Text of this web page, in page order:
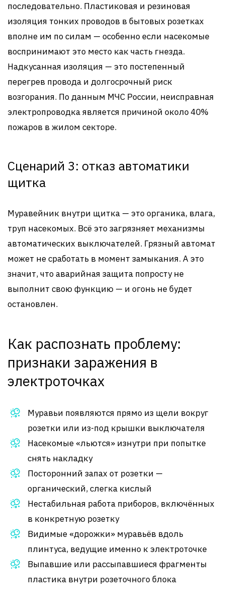
последовательно. Пластиковая и резиновая
изоляция тонких проводов в бытовых розетках
вполне им по силам — особенно если насекомые
воспринимают это место как часть гнезда.
Надкусанная изоляция — это постепенный
перегрев провода и долгосрочный риск
возгорания. По данным МЧС России, неисправная
электропроводка является причиной около 40%
пожаров в жилом секторе.
Сценарий 3: отказ автоматики
щитка
Муравейник внутри щитка — это органика, влага,
труп насекомых. Всё это загрязняет механизмы
автоматических выключателей. Грязный автомат
может не сработать в момент замыкания. А это
значит, что аварийная защита попросту не
выполнит свою функцию — и огонь не будет
остановлен.
Как распознать проблему:
признаки заражения в
электроточках
Муравьи появляются прямо из щели вокруг
розетки или из-под крышки выключателя
Насекомые «льются» изнутри при попытке
снять накладку
Посторонний запах от розетки —
органический, слегка кислый
Нестабильная работа приборов, включённых
в конкретную розетку
Видимые «дорожки» муравьёв вдоль
плинтуса, ведущие именно к электроточке
Выпавшие или рассыпавшиеся фрагменты
пластика внутри розеточного блока